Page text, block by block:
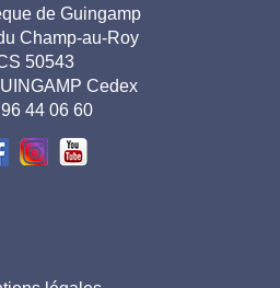
de Guingamp
Champ-au-Roy
50543
Cedex
44 06 60